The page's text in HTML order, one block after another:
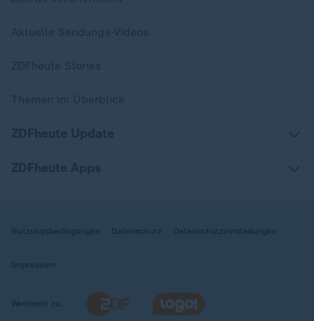
Nutzungsbedingungen Datenschutz Datenschutzeinstellungen
Impressum
Wechseln zu: